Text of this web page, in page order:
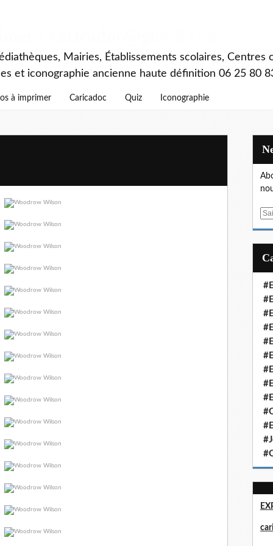
Mairies, Établissements scolaires, Centres
et iconographie ancienne haute définition 06 25 80
à imprimer Caricadoc Quiz Iconographie
E